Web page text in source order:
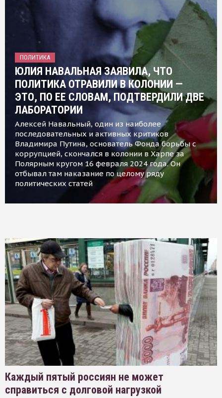
ПОЛИТИКА
ЮЛИЯ НАВАЛЬНАЯ ЗАЯВИЛА, ЧТО
ПОЛИТИКА ОТРАВИЛИ В КОЛОНИИ —
ЭТО, ПО ЕЕ СЛОВАМ, ПОДТВЕРДИЛИ ДВЕ
ЛАБОРАТОРИИ
Алексей Навальный, один из наиболее
последовательных и активных критиков
Владимира Путина, основатель Фонда борьбы с
коррупцией, скончался в колонии в Харпе за
Полярным кругом 16 февраля 2024 года. Он
отбывал там наказание по целому ряду
политических статей
Каждый пятый россиян не может
справиться с долговой нагрузкой